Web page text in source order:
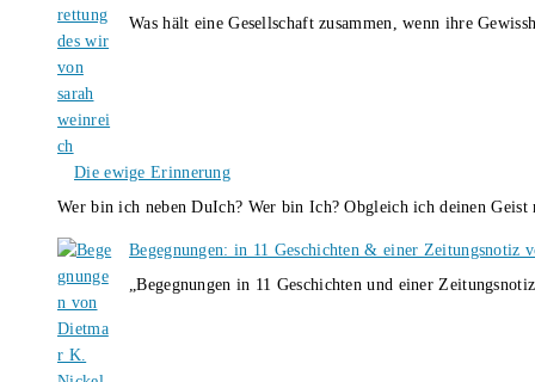
Was hält eine Gesellschaft zusammen, wenn ihre
Die ewige Erinnerung
Wer bin ich neben DuIch? Wer bin Ich? Obgleich ich deinen
Begegnungen: in 11 Geschichten & einer Zeitungsnotiz
„Begegnungen in 11 Geschichten und einer